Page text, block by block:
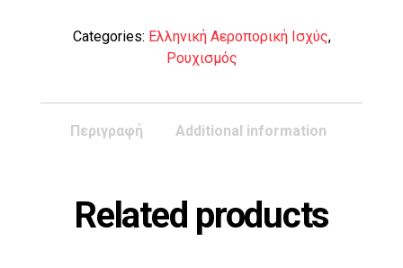
Olympian
Lightning
Categories: Ελληνική Αεροπορική Ισχύς,
Ρουχισμός
Περιγραφή Additional information
Related products